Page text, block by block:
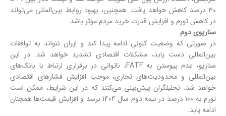
۳۰ درصد کاهش خواهد یافت. همچنین، بهبود روابط بین‌المللی می‌تواند
در کاهش تورم و افزایش قدرت خرید مردم مؤثر باشد.
سناریوی دوم
در صورتی که وضعیت کنونی ادامه پیدا کند و ایران نتواند به توافقات
بین‌المللی دست یابد، مشکلات اقتصادی تشدید خواهد شد. در این
سناریو، عدم پیوستن به FATF، ناتوانی در برقراری ارتباط با بانک‌های
بین‌المللی و محدودیت‌های تجاری، موجب افزایش فشارهای اقتصادی
خواهد شد. تحلیلگران پیش‌بینی می‌کنند که در این شرایط، ممکن است
تورم به ۱۰۰ درصد در نیمه دوم سال ۱۴۰۴ برسد و افزایش قیمت‌ها همچنان
ادامه یابد.